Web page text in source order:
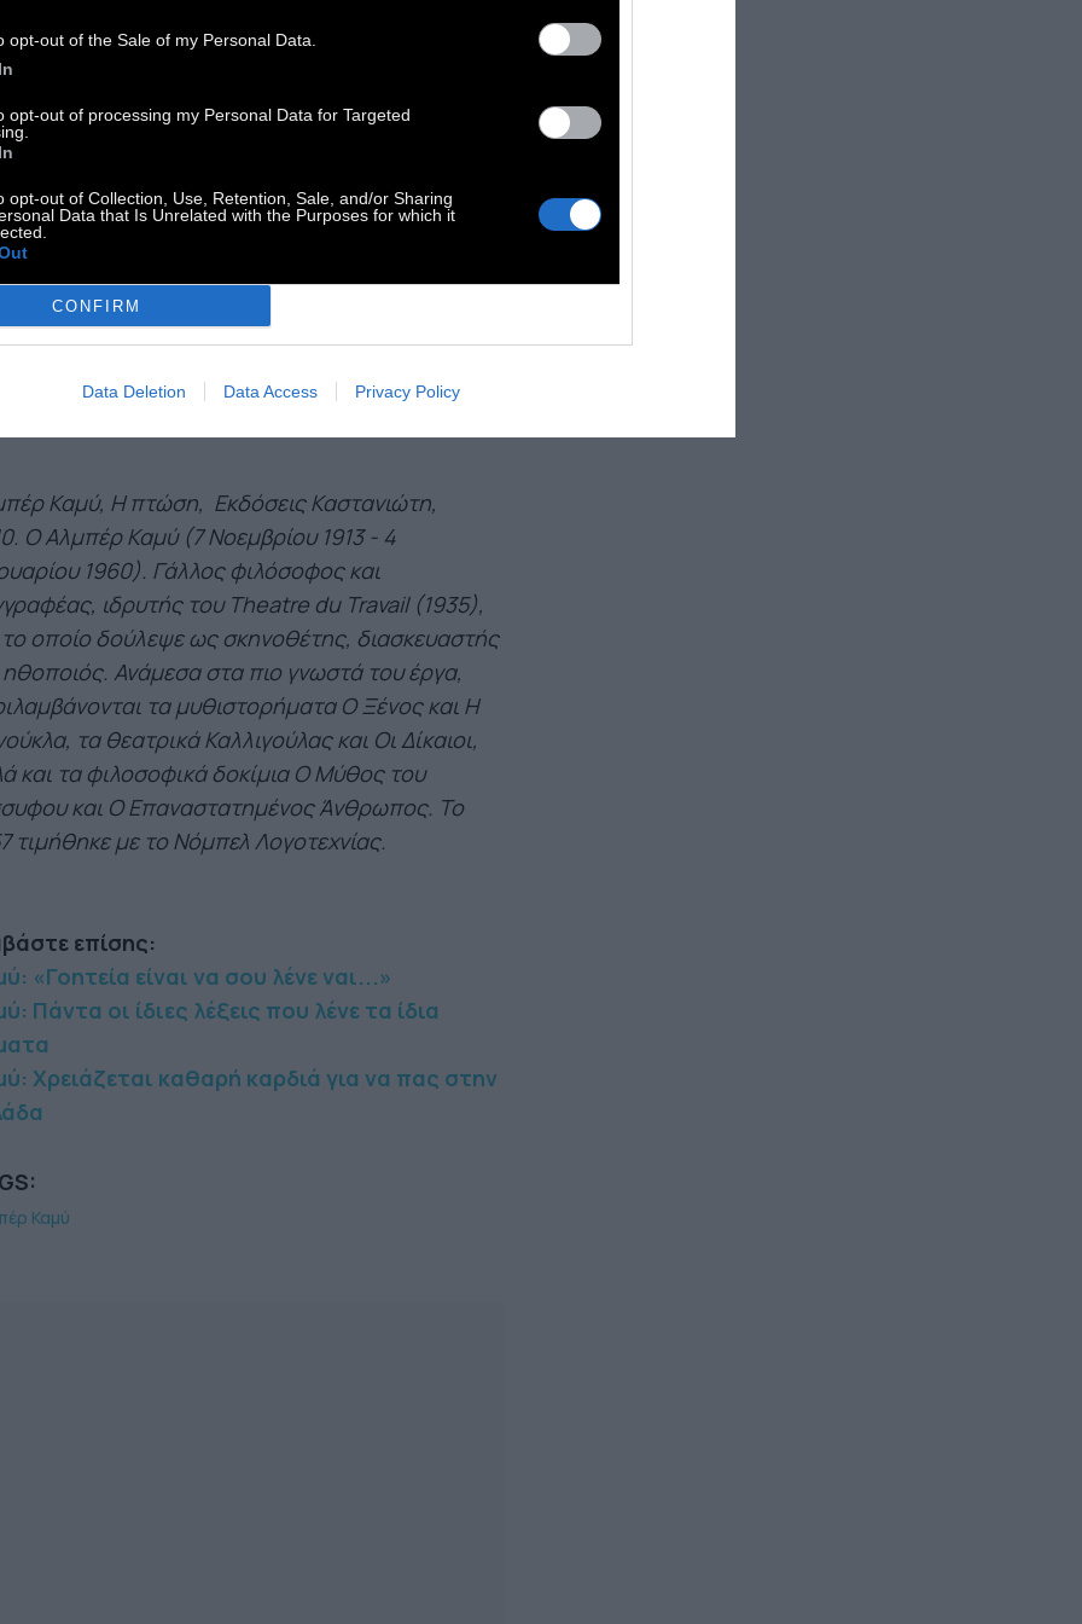
opt-out of the Sale of my Personal Data.
opt-out of processing my Personal Data for Targeted
opt-out of Collection, Use, Retention, Sale, and/or Sharing
Data that Is Unrelated with the Purposes for which it
CONFIRM
Data Deletion Data Access Privacy Policy
το συλλογισμό για να
δεν γινόταν να καταδικάσουμε τους άλλους,
αμέσως να κρίνουμε τον εαυτό μας, θα ’πρεπε
όλα τα βάρη πάνω μας, για να έχουμε το
να κρίνουμε τους άλλους. Αφού κάθε
καταλήγει μια μέρα μετανοητής, θα
να πάρουμε το δρόμο από την αντίθετη
και να γίνουμε πρώτα μετανοητές, για
Καμύ, Η πτώση, Εκδόσεις Καστανιώτη,
Ο Αλμπέρ Καμύ (7 Νοεμβρίου 1913 - 4
1960). Γάλλος φιλόσοφος και
ιδρυτής του Theatre du Travail (1935),
το οποίο δούλεψε ως σκηνοθέτης, διασκευαστής
ηθοποιός. Ανάμεσα στα πιο γνωστά του έργα,
τα μυθιστορήματα Ο Ξένος και Η
τα θεατρικά Καλλιγούλας και Οι Δίκαιοι,
και τα φιλοσοφικά δοκίμια Ο Μύθος του
και Ο Επαναστατημένος Άνθρωπος. Το
τιμήθηκε με το Νόμπελ Λογοτεχνίας.
επίσης:
«Γοητεία είναι να σου λένε ναι...»
Πάντα οι ίδιες λέξεις που λένε τα ίδια
Χρειάζεται καθαρή καρδιά για να πας στην
Καμύ